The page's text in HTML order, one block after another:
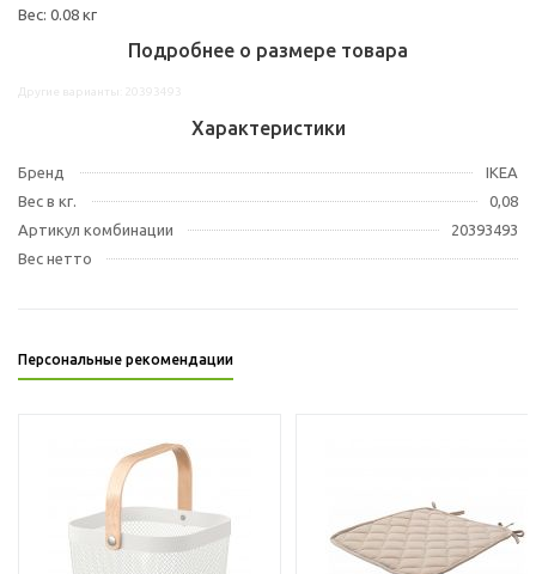
Вес: 0.08 кг
Подробнее о размере товара
Характеристики
Бренд
IKEA
Вес в кг.
0,08
Артикул комбинации
20393493
Вес нетто
Персональные рекомендации